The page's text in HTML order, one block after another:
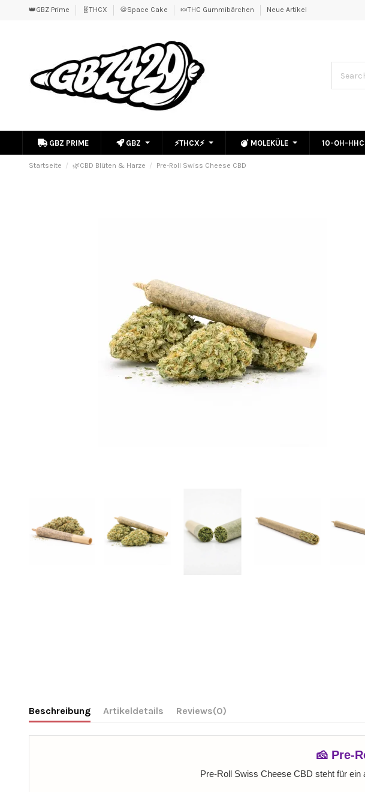
👑GBZ Prime 🧬THCX 🍪Space Cake 🍬THC Gummibärchen Neue Artikel
GBZ PRIME GBZ ⚡THCX⚡ MOLEKÜLE 10-OH-HHC
Startseite 🌿CBD Blüten & Harze Pre-Roll Swiss Cheese CBD
Beschreibung Artikeldetails Reviews(0)
🧀 Pre-
Pre-Roll Swiss Cheese CBD steht für